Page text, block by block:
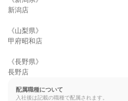
新潟店
《山梨県》
甲府昭和店
《長野県》
長野店
配属職種について
入社後は記載の職種で配属されます。